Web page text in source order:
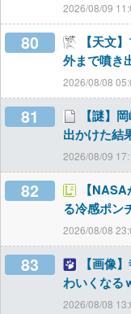
2026/08/09
80
【天文
外まで噴
2026/08/08
81
【謎】
出かけた結
2026/08/09
82
【
る冷感ポン
2026/08/08
83
【画像
わいくなる
2026/08/08